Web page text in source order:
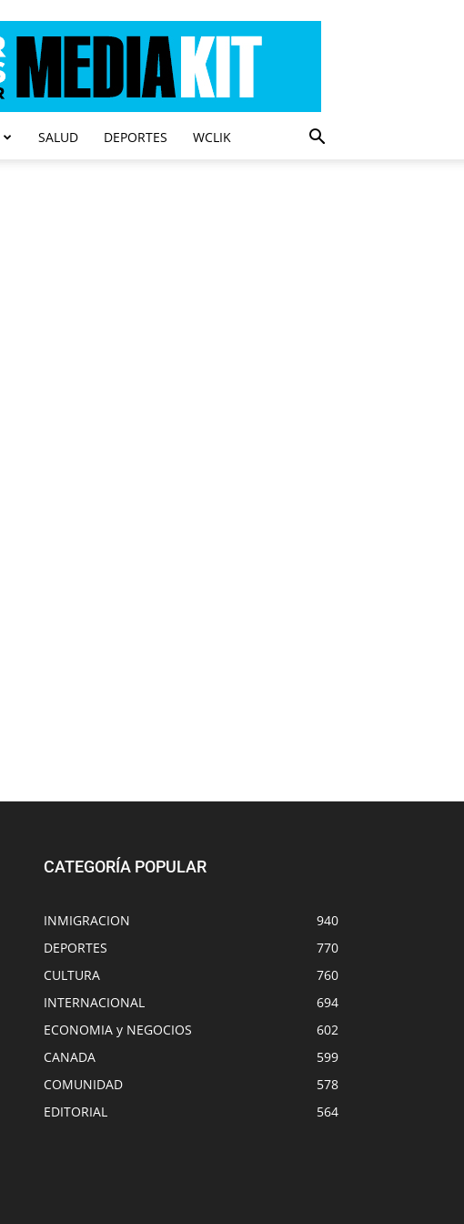
SALUD DEPORTES WCLIK
CATEGORÍA POPULAR
INMIGRACION
940
DEPORTES
770
CULTURA
760
INTERNACIONAL
694
ECONOMIA y NEGOCIOS
602
CANADA
599
COMUNIDAD
578
EDITORIAL
564